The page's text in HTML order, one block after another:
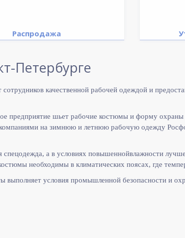
Распродажа
Петербурге
качественной рабочей одеждой и
предприятие шьет рабочие костюмы и форму охраны
на зимнюю и летнюю рабочую одежду
а в условиях повышеннойвлажности
необходимы в климатических поясах, где
выполняет условия промышленной безопасности и